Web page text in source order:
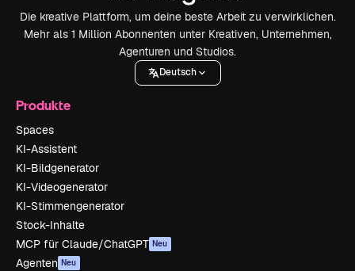
Die kreative Plattform, um deine beste Arbeit zu verwirklichen.
Mehr als 1 Million Abonnenten unter Kreativen, Unternehmen,
Agenturen und Studios.
Deutsch
Produkte
Spaces
KI-Assistent
KI-Bildgenerator
KI-Videogenerator
KI-Stimmengenerator
Stock-Inhalte
MCP für Claude/ChatGPT Neu
Agenten Neu